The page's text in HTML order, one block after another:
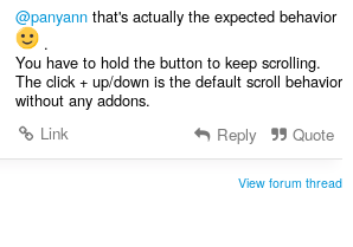
@panyannthat's actually the expected behavior
.
You have to hold the button to keep scrolling.
The click + up/down is the default scroll behavior
without any addons.
Link
Reply Quote
View forum thread